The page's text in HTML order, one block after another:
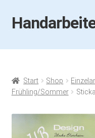
Zur
Navigation
Zum
Inhalt
Startseite
Aktuelles
Termine
Start Shop
Frühling/Sommer